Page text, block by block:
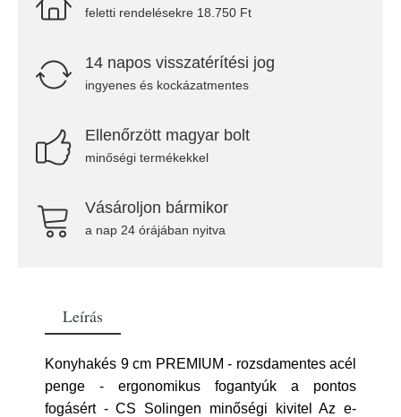
feletti rendelésekre 18.750 Ft
14 napos visszatérítési jog
ingyenes és kockázatmentes
Ellenőrzött magyar bolt
minőségi termékekkel
Vásároljon bármikor
a nap 24 órájában nyitva
Leírás
Konyhakés 9 cm PREMIUM - rozsdamentes acél
penge - ergonomikus fogantyúk a pontos
fogásért - CS Solingen minőségi kivitel Az e-